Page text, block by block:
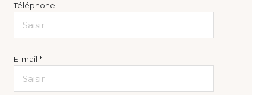
Téléphone
E-mail *